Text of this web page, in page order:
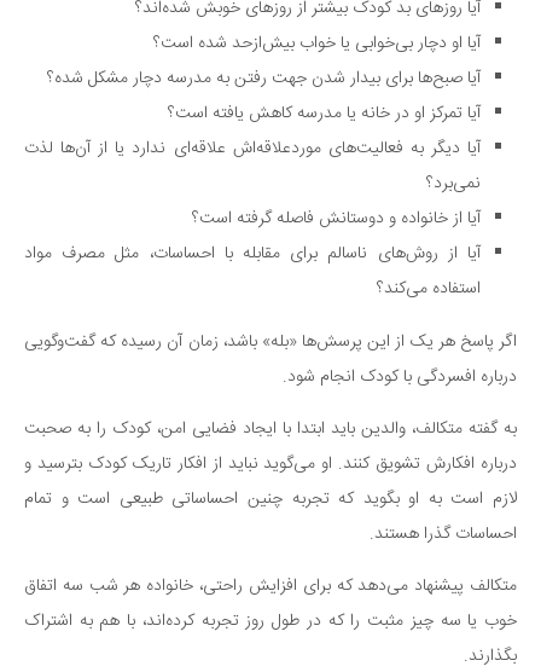
آیا روزهای بد کودک بیشتر از روزهای خوبش شده‌اند؟
آیا او دچار بی‌خوابی یا خواب بیش‌از‌حد شده است؟
آیا صبح‌ها برای بیدار شدن جهت رفتن به مدرسه دچار مشکل شده؟
آیا تمرکز او در خانه یا مدرسه کاهش یافته است؟
آیا دیگر به فعالیت‌های موردعلاقه‌اش علاقه‌ای ندارد یا از آن‌ها لذت
نمی‌برد؟
آیا از خانواده و دوستانش فاصله گرفته است؟
آیا از روش‌های ناسالم برای مقابله با احساسات، مثل مصرف مواد
استفاده می‌کند؟
اگر پاسخ هر یک از این پرسش‌ها «بله» باشد، زمان آن رسیده که گفت‌وگویی
درباره افسردگی با کودک انجام شود.
به گفته متکالف، والدین باید ابتدا با ایجاد فضایی امن، کودک را به صحبت
درباره افکارش تشویق کنند. او می‌گوید نباید از افکار تاریک کودک بترسید و
لازم است به او بگوید که تجربه چنین احساساتی طبیعی است و تمام
احساسات گذرا هستند.
متکالف پیشنهاد می‌دهد که برای افزایش راحتی، خانواده هر شب سه اتفاق
خوب یا سه چیز مثبت را که در طول روز تجربه کرده‌اند، با هم به اشتراک
بگذارند.